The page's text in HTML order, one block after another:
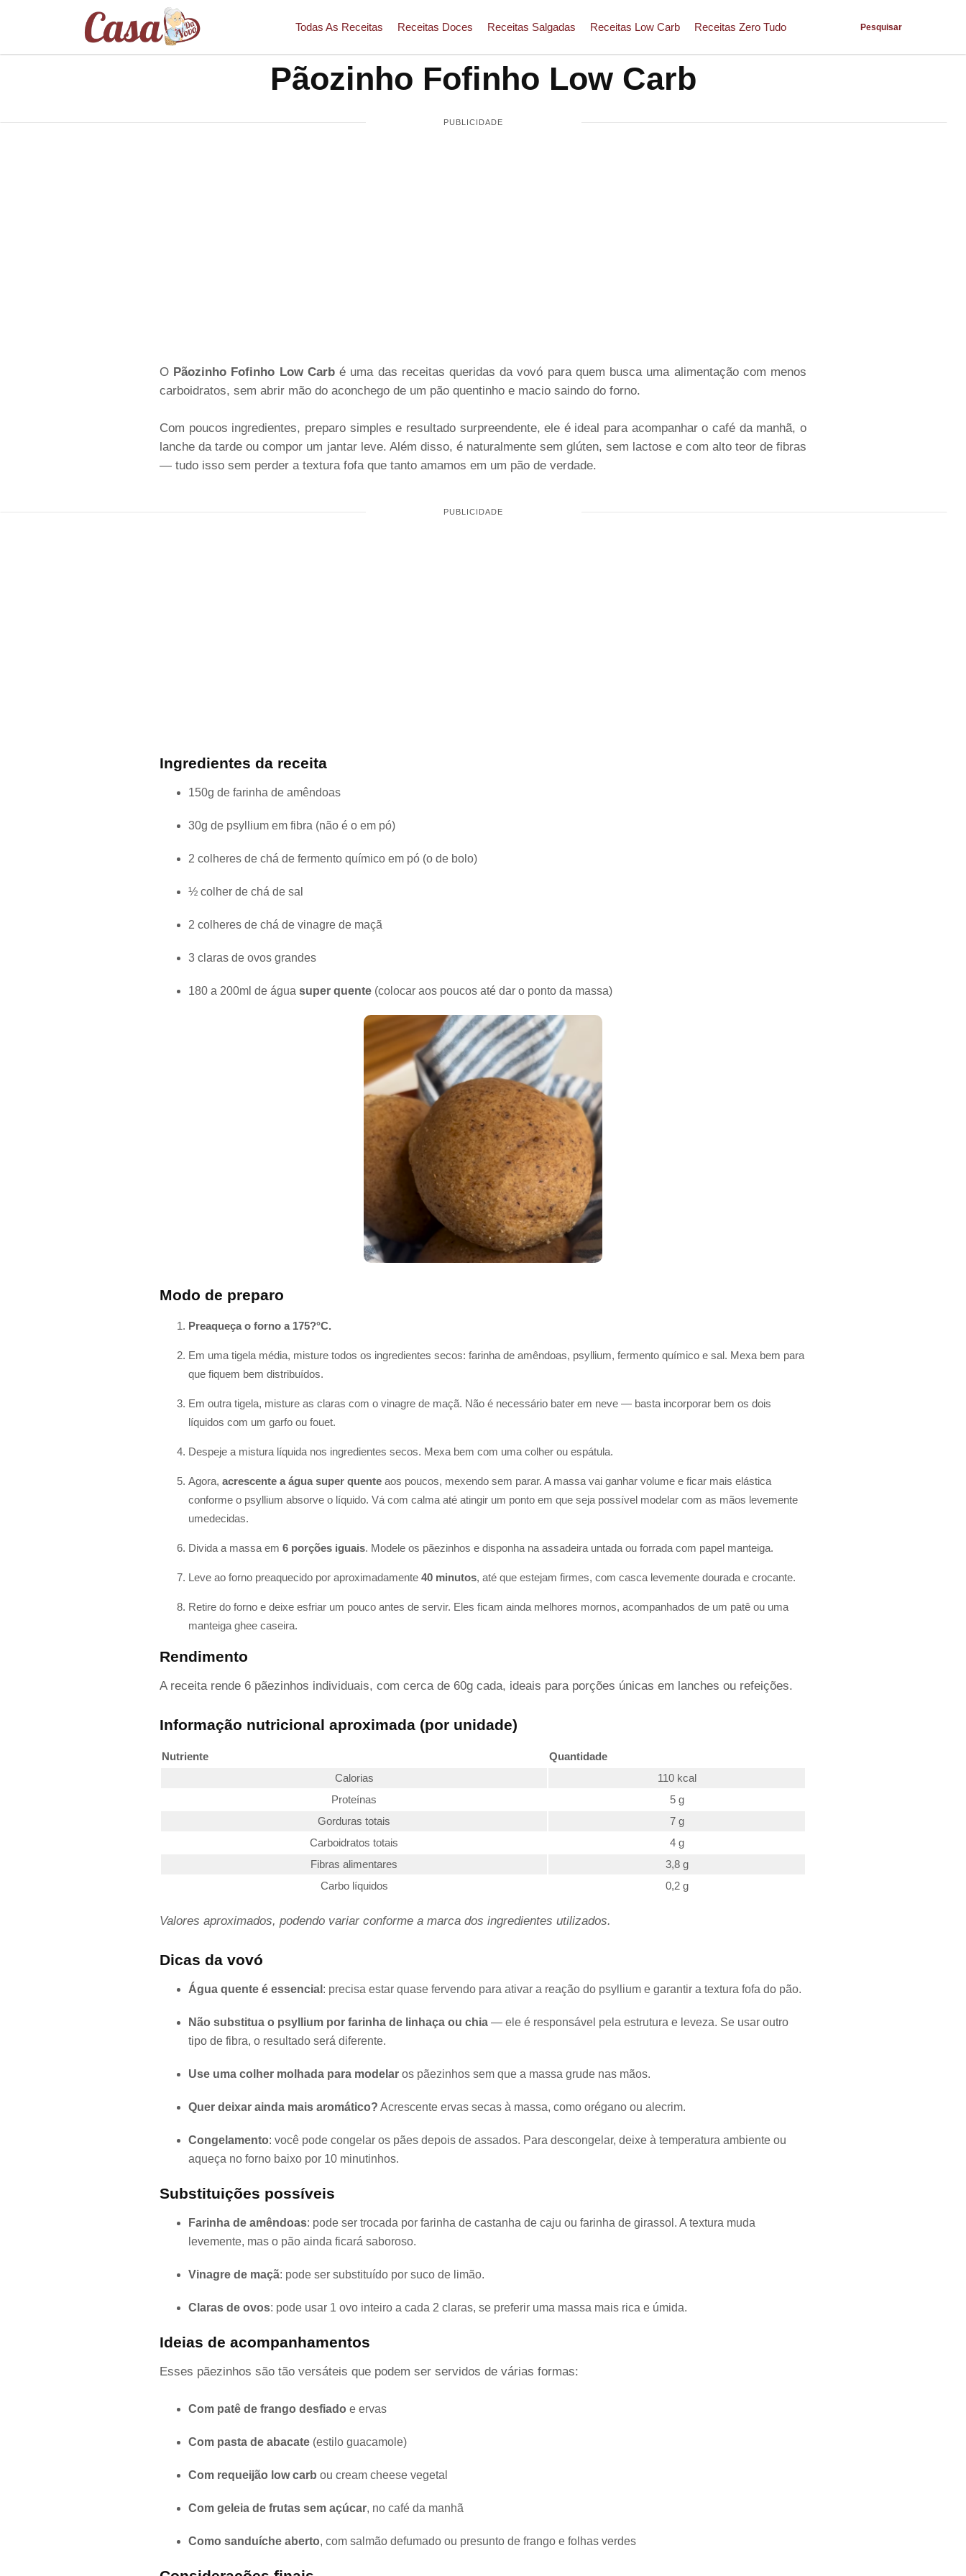
Todas As Receitas Receitas Doces Receitas Salgadas Receitas Low Carb Receitas Zero Tudo Pesquisar
Pãozinho Fofinho Low Carb
O Pãozinho Fofinho Low Carbé uma das receitas queridas da vovó para quem busca uma alimentação com menos
carboidratos, sem abrir mão do aconchego de um pão quentinho e macio saindo do forno.
Com poucos ingredientes, preparo simples e resultado surpreendente, ele é ideal para acompanhar o café da manhã, o
lanche da tarde ou compor um jantar leve. Além disso, é naturalmente sem glúten, sem lactose e com alto teor de fibras
— tudo isso sem perder a textura fofa que tanto amamos em um pão de verdade.
Ingredientes da receita
150g de farinha de amêndoas
30g de psyllium em fibra (não é o em pó)
2 colheres de chá de fermento químico em pó (o de bolo)
½ colher de chá de sal
2 colheres de chá de vinagre de maçã
3 claras de ovos grandes
180 a 200ml de água super quente (colocar aos poucos até dar o ponto da massa)
Modo de preparo
Preaqueça o forno a 175?°C.
Em uma tigela média, misture todos os ingredientes secos: farinha de amêndoas, psyllium, fermento químico e sal. Mexa bem para
que fiquem bem distribuídos.
Em outra tigela, misture as claras com o vinagre de maçã. Não é necessário bater em neve — basta incorporar bem os dois
líquidos com um garfo ou fouet.
Despeje a mistura líquida nos ingredientes secos. Mexa bem com uma colher ou espátula.
Agora, acrescente a água super quente aos poucos, mexendo sem parar. A massa vai ganhar volume e ficar mais elástica
conforme o psyllium absorve o líquido. Vá com calma até atingir um ponto em que seja possível modelar com as mãos levemente
umedecidas.
Divida a massa em 6 porções iguais. Modele os pãezinhos e disponha na assadeira untada ou forrada com papel manteiga.
Leve ao forno preaquecido por aproximadamente 40 minutos, até que estejam firmes, com casca levemente dourada e crocante.
Retire do forno e deixe esfriar um pouco antes de servir. Eles ficam ainda melhores mornos, acompanhados de um patê ou uma
manteiga ghee caseira.
Rendimento
A receita rende 6 pãezinhos individuais, com cerca de 60g cada, ideais para porções únicas em lanches ou refeições.
Informação nutricional aproximada (por unidade)
Nutriente
Quantidade
Calorias
110 kcal
Proteínas
5 g
Gorduras totais
7 g
Carboidratos totais
4 g
Fibras alimentares
3,8 g
Carbo líquidos
0,2 g
Valores aproximados, podendo variar conforme a marca dos ingredientes utilizados.
Dicas da vovó
Água quente é essencial : precisa estar quase fervendo para ativar a reação do psyllium e garantir a textura fofa do pão.
Não substitua o psyllium por farinha de linhaça ou chia — ele é responsável pela estrutura e leveza. Se usar outro
tipo de fibra, o resultado será diferente.
Use uma colher molhada para modelar os pãezinhos sem que a massa grude nas mãos.
Quer deixar ainda mais aromático? Acrescente ervas secas à massa, como orégano ou alecrim.
Congelamento: você pode congelar os pães depois de assados. Para descongelar, deixe à temperatura ambiente ou
aqueça no forno baixo por 10 minutinhos.
Substituições possíveis
Farinha de amêndoas: pode ser trocada por farinha de castanha de caju ou farinha de girassol. A textura muda
levemente, mas o pão ainda ficará saboroso.
Vinagre de maçã: pode ser substituído por suco de limão.
Claras de ovos: pode usar 1 ovo inteiro a cada 2 claras, se preferir uma massa mais rica e úmida.
Ideias de acompanhamentos
Esses pãezinhos são tão versáteis que podem ser servidos de várias formas:
Com patê de frango desfiado e ervas
Com pasta de abacate (estilo guacamole)
Com requeijão low carb ou cream cheese vegetal
Com geleia de frutas sem açúcar, no café da manhã
Como sanduíche aberto, com salmão defumado ou presunto de frango e folhas verdes